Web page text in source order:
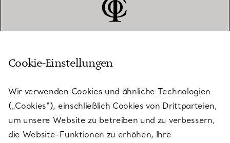
KUNDENSERVICE
SERVICES
Cookie-Einstellungen
Wir verwenden Cookies und ähnliche Technologien
(„Cookies“), einschließlich Cookies von Drittparteien,
um unsere Website zu betreiben und zu verbessern,
die Website-Funktionen zu erhöhen, Ihre